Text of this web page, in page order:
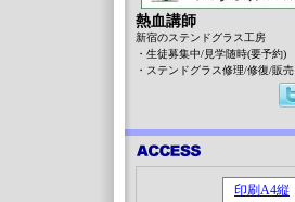
熱血講師
新宿のステンドグラス工房
・生徒募集中/見学随時(要予約)
・ステンドグラス修理/修復/販売